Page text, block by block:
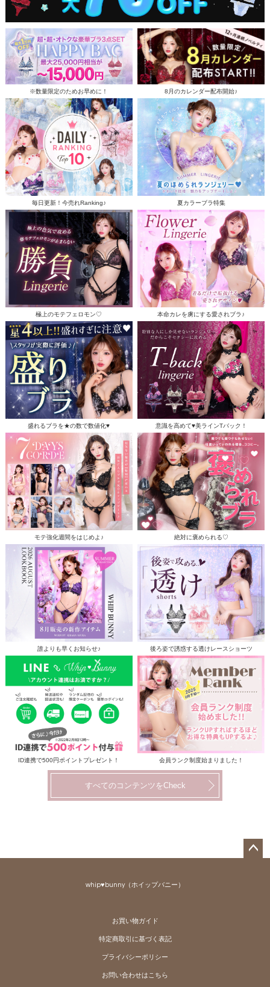
※数量限定のためお早めに！ 8月のカレンダー配布開始♪
毎日更新！今売れRanking♪ 夏カラーブラ特集
極上のモテフェロモン♡ 本命カレを虜にする愛されブラ♪
盛れるブラを★の数で数値化♥ 意識を高めて♥美ラインTバック！
モテ強化週間をはじめよ♪ 絶対に褒められる♡
誰よりも早くお知らせ♪ 後ろ姿で誘惑する透けレースショーツ
ID連携で500円ポイントプレゼント！ 会員ランク制度始まりました！
すべてのコンテンツをCheck
whip♥bunny（ホイップバニー）
お買い物ガイド
特定商取引に基づく表記
プライバシーポリシー
お問い合わせはこちら